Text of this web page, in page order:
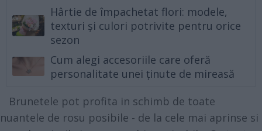
Hârtie de împachetat flori: modele,
texturi și culori potrivite pentru orice
sezon
Cum alegi accesoriile care oferă
personalitate unei ținute de mireasă
Brunetele pot profita in schimb de toate
nuantele de rosu posibile - de la cele mai aprinse si